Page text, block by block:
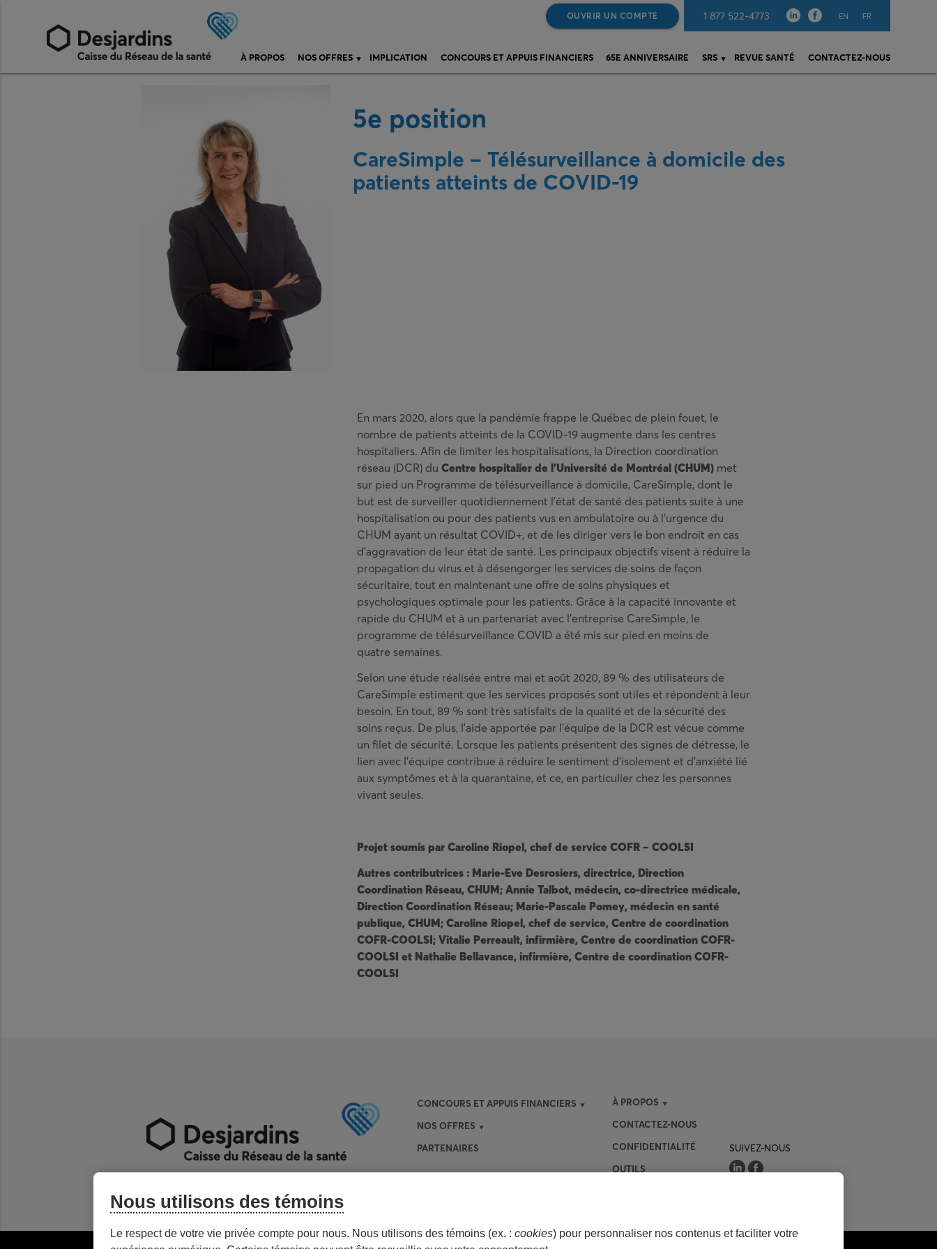
OUVRIR UN COMPTE 1 877 522-4773 EN FR
À PROPOS NOS OFFRES IMPLICATION CONCOURS ET APPUIS FINANCIERS 65E ANNIVERSAIRE SRS REVUE SANTÉ CONTACTEZ-NOUS
5e position
CareSimple – Télésurveillance à domicile des
patients atteints de COVID-19
En mars 2020, alors que la pandémie frappe le Québec de plein fouet, le
nombre de patients atteints de la COVID-19 augmente dans les centres
hospitaliers. Afin de limiter les hospitalisations, la Direction coordination
réseau (DCR) duCentre hospitalier de l’Université de Montréal (CHUM) met
sur pied un Programme de télésurveillance à domicile, CareSimple, dont le
but est de surveiller quotidiennement l’état de santé des patients suite à une
hospitalisation ou pour des patients vus en ambulatoire ou à l’urgence du
CHUM ayant un résultat COVID+, et de les diriger vers le bon endroit en cas
d’aggravation de leur état de santé. Les principaux objectifs visent à réduire la
propagation du virus et à désengorger les services de soins de façon
sécuritaire, tout en maintenant une offre de soins physiques et
psychologiques optimale pour les patients. Grâce à la capacité innovante et
rapide du CHUM et à un partenariat avec l’entreprise CareSimple, le
programme de télésurveillance COVID a été mis sur pied en moins de
quatre semaines.
Selon une étude réalisée entre mai et août 2020, 89 % des utilisateurs de
CareSimple estiment que les services proposés sont utiles et répondent à leur
besoin. En tout, 89 % sont très satisfaits de la qualité et de la sécurité des
soins reçus. De plus, l’aide apportée par l’équipe de la DCR est vécue comme
un filet de sécurité. Lorsque les patients présentent des signes de détresse, le
lien avec l’équipe contribue à réduire le sentiment d’isolement et d’anxiété lié
aux symptômes et à la quarantaine, et ce, en particulier chez les personnes
vivant seules.
Projet soumis par Caroline Riopel, chef de service COFR – COOLSI
Autres contributrices : Marie-Eve Desrosiers, directrice, Direction
Coordination Réseau, CHUM; Annie Talbot, médecin, co-directrice médicale,
Direction Coordination Réseau; Marie-Pascale Pomey, médecin en santé
publique, CHUM; Caroline Riopel, chef de service, Centre de coordination
COFR-COOLSI; Vitalie Perreault, infirmière, Centre de coordination COFR-
COOLSI et Nathalie Bellavance, infirmière, Centre de coordination COFR-
COOLSI
CONCOURS ET APPUIS FINANCIERS
NOS OFFRES
PARTENAIRES
À PROPOS
CONTACTEZ-NOUS
CONFIDENTIALITÉ
OUTILS
SUIVEZ-NOUS
Personnaliser les témoins
Nous utilisons des témoins
Le respect de votre vie privée compte pour nous. Nous utilisons des témoins (ex. :cookies) pour personnaliser nos contenus et faciliter votre